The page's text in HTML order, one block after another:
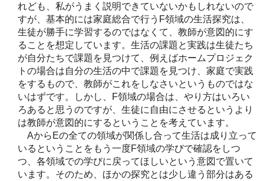
れども、私がうまく説明できていないかもしれないので
すが、基本的には家庭総合で行うF領域の生活探究は、
生徒が勝手に学習するのではなくて、教師が意図的にす
ることを想定しています。生活の課題と実践は生徒たち
が自分たちで課題を見つけて、例えばホームプロジェク
トの場合は自分の生活の中で課題を見つけ、家庭で実践
をするもので、教師がこれをしなさいというものではな
いはずです。しかし、F領域の場合は、やり方はいろい
ろあると思うのですが、生徒に自由にさせるというより
は教師が意図的にするということを考えています。
AからEの全ての領域が関係し合って生活は成り立って
いるということをもう一度F領域の学びで確認をしつ
つ、各領域での学びに戻ってほしいという意図で置いて
います。そのため、ほかの探究とは少し違う部分はある